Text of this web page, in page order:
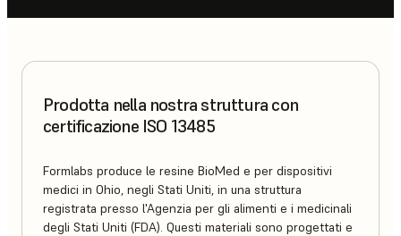
Prodotta nella nostra struttura con
certificazione ISO 13485
Formlabs produce le resine BioMed e per dispositivi
medici in Ohio, negli Stati Uniti, in una struttura
registrata presso l'Agenzia per gli alimenti e i medicinali
degli Stati Uniti (FDA). Questi materiali sono progettati e